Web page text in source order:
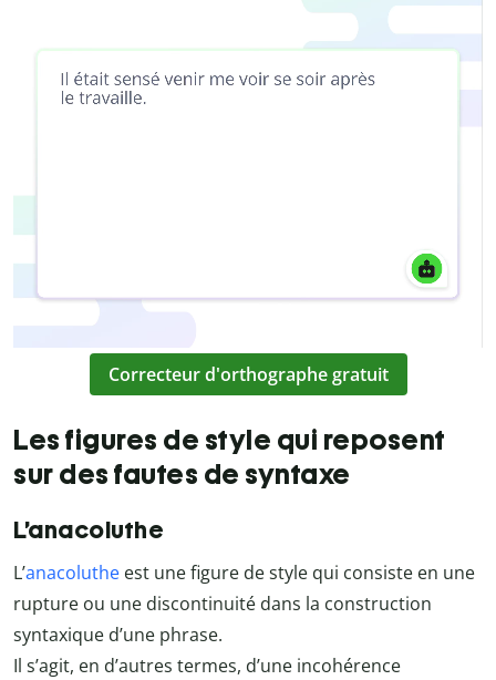
Correcteur d'orthographe gratuit
Les figures de style qui reposent
sur des fautes de syntaxe
L’anacoluthe
L’anacoluthe est une figure de style qui consiste en une
rupture ou une discontinuité dans la construction
syntaxique d’une phrase.
Il s’agit, en d’autres termes, d’une incohérence